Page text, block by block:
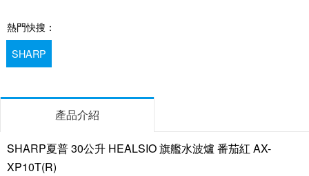
熱門快搜：
SHARP
產品介紹
SHARP夏普 30公升 HEALSIO 旗艦水波爐 番茄紅 AX-
XP10T(R)